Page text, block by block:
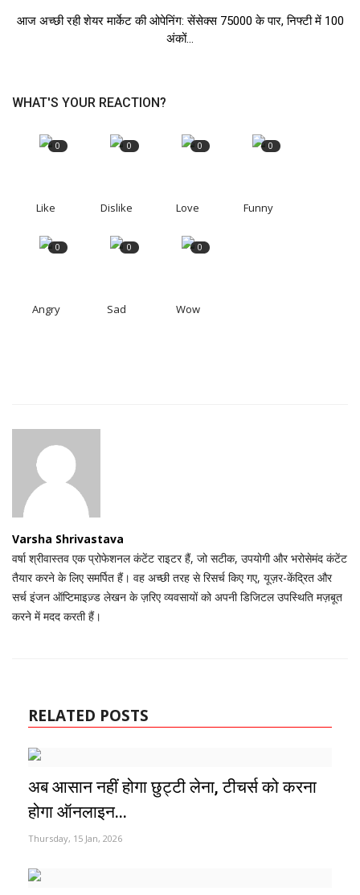
आज अच्छी रही शेयर मार्केट की ओपेनिंग: सेंसेक्स 75000 के पार, निफ्टी में 100
अंकों...
WHAT'S YOUR REACTION?
0
Like
0
Dislike
0
Love
0
Funny
0
Angry
0
Sad
0
Wow
Varsha Shrivastava
वर्षा श्रीवास्तव एक प्रोफेशनल कंटेंट राइटर हैं, जो सटीक, उपयोगी और भरोसेमंद कंटेंट
तैयार करने के लिए समर्पित हैं। वह अच्छी तरह से रिसर्च किए गए, यूज़र-केंद्रित और
सर्च इंजन ऑप्टिमाइज़्ड लेखन के ज़रिए व्यवसायों को अपनी डिजिटल उपस्थिति मज़बूत
करने में मदद करती हैं।
RELATED POSTS
अब आसान नहीं होगा छुट्टी लेना, टीचर्स को करना
होगा ऑनलाइन...
Thursday, 15 Jan, 2026